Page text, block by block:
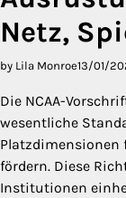
Netz,
by Lila Monroe13/01/
Die NCAA-
wesentliche
Platzdimensionen
fördern. Diese
Institutionen